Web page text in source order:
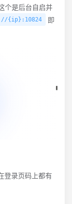
个是后台自启并
{ip}:10824
即
登录页码上都有